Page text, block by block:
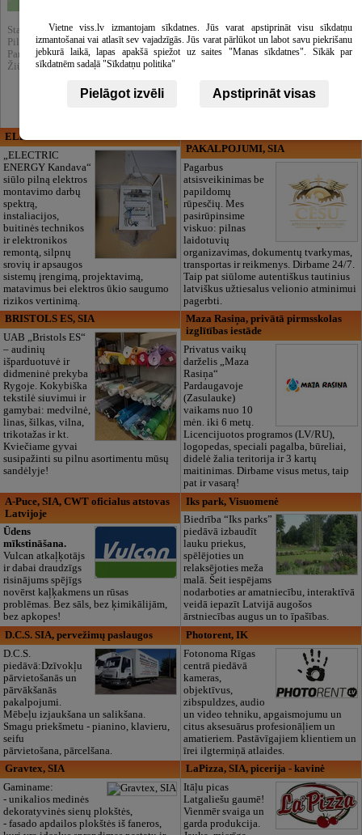
Statistika:
Pilnai peržūrėta : 15798
Parodytas paieškos rezultatuose : 51268
Žiūrėti kataloge :Pagrindinis mokslas
ELECTRIC ENERGY
„ELECTRIC
ENERGY Kandava“
siūlo pilną elektros
montavimo darbų
spektrą,
instaliacijos,
buitinės technikos
ir elektronikos
remontą, silpnų
srovių ir apsaugos
sistemų įrengimą, projektavimą,
matavimus bei elektros ūkio saugumo
rizikos vertinimą.
PAKALPOJUMI, SIA
Pagarbus
atsisveikinimas be
papildomų
rūpesčių. Mes
pasirūpinsime
viskuo: pilnas
laidotuvių
organizavimas, dokumentų tvarkymas,
transportas ir reikmenys. Dirbame 24/7.
Taip pat siūlome autentiškus tautinius
latviškus užtiesalus velionio atminimui
pagerbti.
BRISTOLS ES, SIA
UAB „Bristols ES“
– audinių
išparduotuvė ir
didmeninė prekyba
Rygoje. Kokybiška
tekstilė siuvimui ir
gamybai: medvilnė,
linas, šilkas, vilna,
trikotažas ir kt.
Kviečiame gyvai
susipažinti su pilnu asortimentu mūsų
sandėlyje!
Maza Rasiņa, privātā pirmsskolas
izglītības iestāde
Privatus vaikų
darželis „Maza
Rasiņa“
Pardaugavoje
(Zasulauke)
vaikams nuo 10
mėn. iki 6 metų.
Licencijuotos programos (LV/RU),
logopedas, speciali pagalba, būreliai,
didelė žalia teritorija ir 3 kartų
maitinimas. Dirbame visus metus, taip
pat ir vasarą!
A-Puce, SIA, CWT oficialus atstovas
Latvijoje
Ūdens
mīkstināšana.
Vulcan atkaļķotājs
ir dabai draudzīgs
risinājums spējīgs
novērst kaļķakmens un rūsas
problēmas. Bez sāls, bez ķimikālijām,
bez apkopes!
Iks park, Visuomenė
Biedrība “Iks parks”
piedāvā izbaudīt
lauku priekus,
spēlējoties un
relaksējoties meža
malā. Šeit iespējams
nodarboties ar amatniecību, interaktīvā
veidā iepazīt Latvijā augošos
ārstniecības augus un to īpašības.
D.C.S. SIA, pervežimų paslaugos
D.C.S.
piedāvā:Dzīvokļu
pārvietošanās un
pārvākšanās
pakalpojumi.
Mēbeļu izjaukšana un salikšana.
Smagu priekšmetu - pianino, klavieru,
seifu
pārvietošana, pārcelšana.
Photorent, IK
Fotonoma Rīgas
centrā piedāvā
kameras,
objektīvus,
zibspuldzes, audio
un video tehniku, apgaismojumu un
citus aksesuārus profesionāļiem un
amatieriem. Pastāvīgajiem klientiem un
īrei ilgtermiņā atlaides.
Gravtex, SIA
Gaminame:
- unikalios medinės
dekoratyvinės sienų plokštės,
- fasado apdailos plokštės iš faneros,
LaPizza, SIA, picerija - kavinė
Itāļu picas
Latgaliešu gaumē!
Vienmēr svaiga un
garda produkcija.
Vietne viss.lv izmantojam sīkdatnes. Jūs varat apstiprināt visu sīkdatņu
izmantošanai vai atlasīt sev vajadzīgās. Jūs varat pārlūkot un labot savu piekrišanu
jebkurā laikā, lapas apakšā spiežot uz saites "Manas sīkdatnes". Sīkāk par
sīkdatnēm sadaļā "Sīkdatņu politika"
Pielāgot izvēli Apstiprināt visas